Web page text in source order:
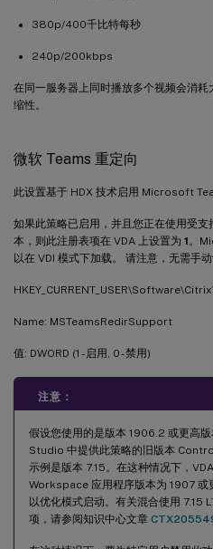
380p/400千比特每秒
240p/200kbps
在同一服务器上同时播放多个视频会消
缩性。
微软 Teams 重定向
此设置基于 HDX 技术启用 Microsoft
如果此策略已启用，并且您正在使用受
本，则此注册表项在 VDA 上设置为 1 。
以在 VDI 模式下加载。 请注意，无需手动
Name: MSTeamsRedirSupport
值: DWORD (1 - 启用, 0 - 禁用)
注意：
假设您使用的是版本 1906.2 或更高
Studio 中提供此策略的旧版本
示例是版本 7.15。在这种情况下，
Workspace 应用程序版本为 1907
以优化模式启动。有关混合使用 7.15
项，请参阅知识中心文章